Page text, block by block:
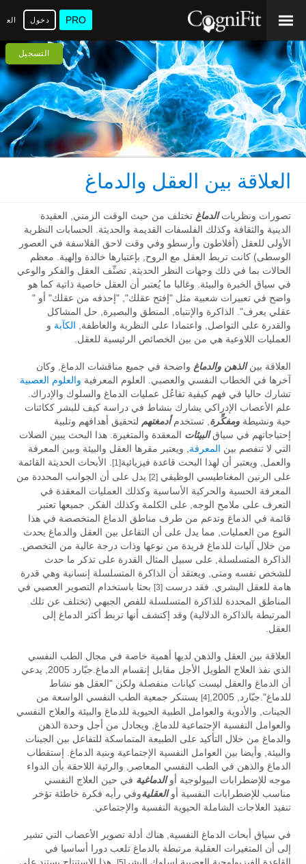
PRO دخول
التسجيل
العلاقة بين العقل والدماغ
تصورات ونظرياتالدماغ تختلف من حيث الوقت الزمني, العقيدة
الدينية والثقافة وكذلك الفلسفات القديمة والحديثة. الحسابات النظرية
الأولى للعقل (أفلاطون وأرسطو وفي وقت لاحق الفلاسفة في العصور
الوسطى) كانت تربط العقل مع الروح, بإعتبارها خالدة وإلهية. معظم
الحالات بما في ذلك وجهات النظر الحديثة, تصنِّف العقل والفكر والوعي
في سياق الخبرة والبيئة. وغالبا ما يُعتبر أن العقل خاصية ذاتية كما هو
واضح في تعبيرات شعبية مثل "إفتح عقلك", "إحذفه من عقلك" أو "
عقلي يعرف". الذاكرة والإنتباه, المنطق والبصيرة, حل المشاكل
والقدرة على التواصل, واعتمادا على النظرية والعاطفة, الكآبة و
العمليات اللاوعية هي من بين الخصائص الرئيسية للعقل.
العلاقة بينالذهن والدماغ واضحة في جميع مناقشات الدماغ, وكان
آخرها في الخطاب النفسي والعصبي. العلوم المعرفية والعلوم العصبية
تشارك حاليا في فهم كيفية تفاعُل عمليات الدماغ والسلوك والإدراك.
علم الأعصاب الإدراكي يشارك بنشاط في دراسة كيف للبشر ككائنات
حية ونشيطةومفكِّرة , تستخدمأدمغتهم لتحقيق أهدافهم وتلبية
إحتياجاتهم في سياقالبيئات المعقدة والمتغيرة. هذا البحث يبين الصلات
التي لا تنفصم بين المعرفة , ويعتبر مقرها العقل والبيئة وبين المعرفة
والعمل, ويعتبر أن لهذا البحث قاعدة فيزيائية[1]
. الأبحاث الحديثة القائمة
على الرنين المغناطيسي الوظيفي[2]
يدل على أن الجوانب المحددة من
المعرفة الحسية والحركية الأساسية وكذلك العمليات المعقدة في
التعرف على ملامح الوجه, على الكلمة وكذلك الفكر, جميعها تعتبر
قائمة في الدماغ وتدعم من طرف مناطق الدماغ المتخصصة في هذا
النوع من العمليات, مما يدل على أن التفاعل بين العقل والدماغ يحدث
من خلال آليات للدماغ فريدة من نوعها وذات درجة عالية من التخصص.
الذاكرة المتسلسلة, على سبيل المثال القدرة على تذكر ما حدث
للشخص نفسه ومتى, ويعتقد أن الذاكرة المتسلسلة إنسانية وهي قدرة
هامة للعقل البشري. فقد درست[3]
بحثا باستخدام التصوير العصبي في
المناطق المحددة للذاكرة المتسلسلة للفص الجبهي (تختلف عن تلك
المرتبطة بالذاكرة الدلالية) وقد إكتشف أنها تربط أكثر الدماغ إلى
العقل.
العلاقة بين العقل والذهن لديها أهمية خاصة في مجال الطب النفسي
الذي نفذ العلاج الطويل الأجل مقابل إنقسام الدماغ.جبّارد 2005, يدعي
أن الدماغ والعقل ليست كيانات منفصلة ولكن "العقل هو نشاط
للدماغ".جبّارد, 2005,
[4]
يستنكر جمعية الطب النفسي الواسعة من
الجينات, والأدوية والعوامل الطبية الحيوية للدماغ والبيئة والعلاج النفسي
والعوامل النفسية الإجتماعية للدماغ, ويجادل من أجل وحدة الذهن
والدماغ من خلال التأكيد على الطبيعة المتماسكة للتفاعل بين الجينات
والبيئة, وأيضا بين العوامل النفسية الإجتماعية وبنية الدماغ. إستقطاب
الدماغ والذهن في الطب النفسي المعاصر, والرئية اللاحقة بأن الدواء
موجه للإضطرابات البيولوجية أوالدماغية في حين العلاج النفسي
مناسب للإضطرابات النفسية أوالعقليةوفي رأيه فكرة خاطئة تؤخر
تنفيذ العلاجات الشاملة الحيوية النفسية والإجتماعي.
في سياق أبحاث الدماغ النفسية, هناك أدلة تصوير الأعصاب التي تشير
إلى أن المتغيرات العقلية مرتبطة بالدماغ تلعب دورا أساسيا في